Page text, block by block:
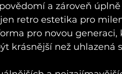
a zároveň
retro estetika pro
pro novou generaci,
krásnější než uhlazená